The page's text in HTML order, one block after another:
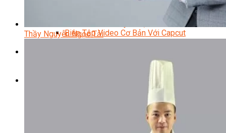
Biên Tập Video Cơ Bản Với Capcut
Kỹ Thuật Viên Xoa Bóp Ấn Huyệt Trị Liệu
Khởi Sự Kinh Doanh Spa và Salon
Kinh Doanh Chuỗi và Nhượng Quyền Spa, Salon
Thầy Nguyễn Ngọc Tải